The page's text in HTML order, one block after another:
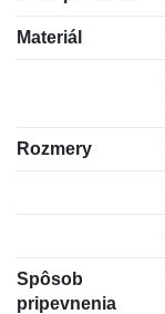
Materiál
Rozmery
Spôsob
pripevnenia